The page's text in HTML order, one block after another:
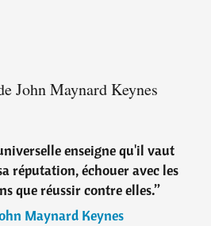
John Maynard Keynes
enseigne qu'il vaut
réputation, échouer avec les
que réussir contre elles.”
Maynard Keynes